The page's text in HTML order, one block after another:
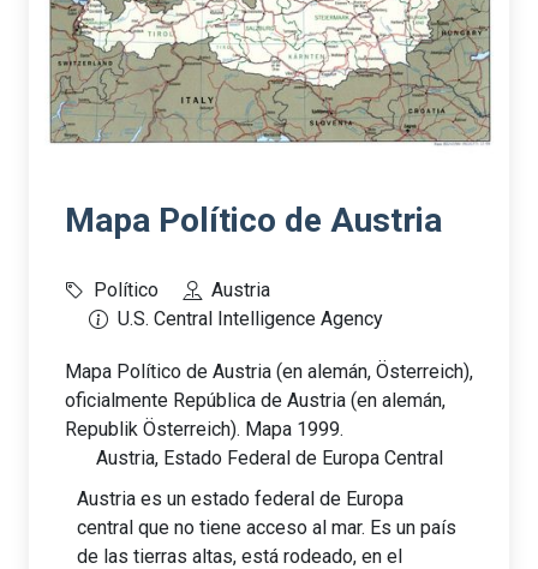
Mapa Político de Austria
Político
Austria
U.S. Central Intelligence Agency
Mapa Político de Austria (en alemán, Österreich),
oficialmente República de Austria (en alemán,
Republik Österreich). Mapa 1999.
Austria, Estado Federal de Europa Central
Austria es un estado federal de Europa
central que no tiene acceso al mar. Es un país
de las tierras altas, está rodeado, en el